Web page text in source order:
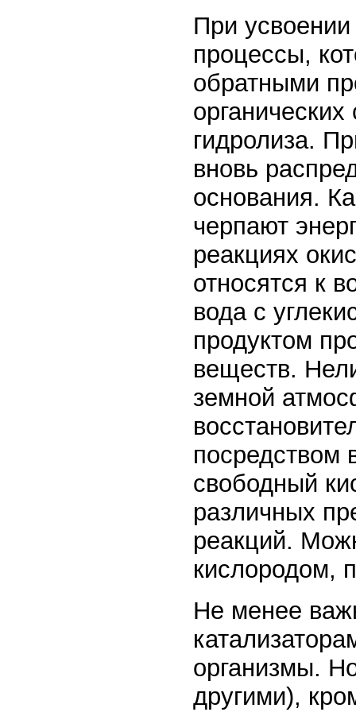
При усвоении
процессы,
обратными
гидролиза.
вновь
основания.
черпают
реакциях
относятся к
вода с
продуктом
веществ.
земной
посредством
свободный
различных
реакций.
кислородом,
Не менее
организмы.
другими),